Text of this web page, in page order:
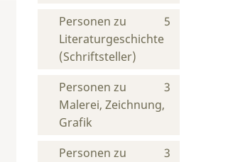
5
Personen zu
Literaturgeschichte
(Schriftsteller)
3
Personen zu
Malerei, Zeichnung,
Grafik
3
Personen zu